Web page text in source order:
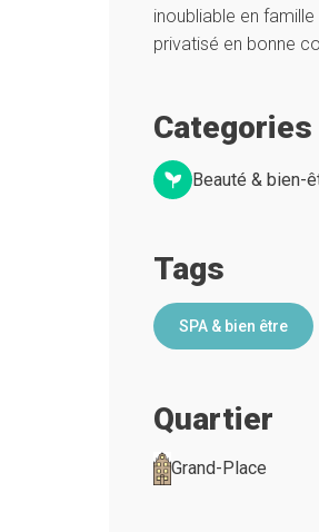
inoubliable en
privatisé en bonne
Categories
Beauté & bien-
Tags
SPA & bien être
Quartier
Grand-Place